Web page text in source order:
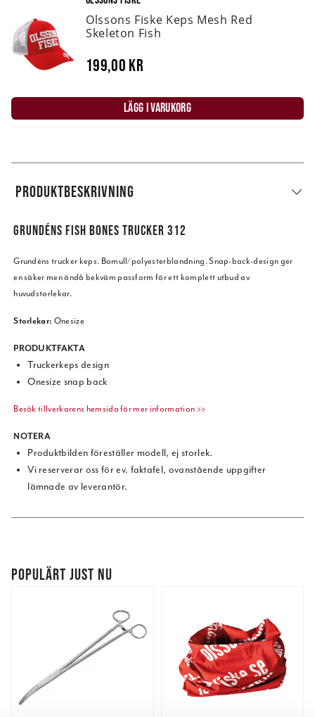
Olssons Fiske Keps Mesh Red
Skeleton Fish
199,00 kr
LÄGG I VARUKORG
PRODUKTBESKRIVNING
GRUNDÉNS FISH BONES TRUCKER 312
Grundéns trucker keps. Bomull/polyesterblandning. Snap-back-design ger
en säker men ändå bekväm passform för ett komplett utbud av
huvudstorlekar.
Storlekar: Onesize
PRODUKTFAKTA
Truckerkeps design
Onesize snap back
Besök tillverkarens hemsida för mer information >>
NOTERA
Produktbilden föreställer modell, ej storlek.
Vi reserverar oss för ev. faktafel, ovanstående uppgifter
lämnade av leverantör.
POPULÄRT JUST NU